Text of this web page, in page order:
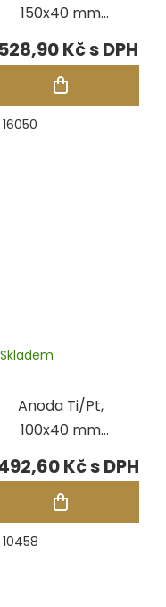
150x40 mm
(Comfort V a
Digital V)
Kč
16050
Anoda Ti/Pt,
100x40 mm
(Comfort II a
Digital II)
Skladem
Kč
10458